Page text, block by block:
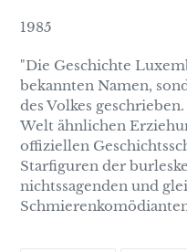
1985
"Die Geschichte
bekannten Namen,
des Volkes
Welt ähnlichen
offiziellen
Starfiguren der
nichtssagenden und